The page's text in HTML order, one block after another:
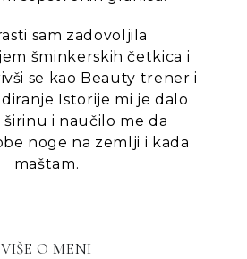
sam zadovoljila
šminkerskih četkica i
se kao Beauty trener i
Istorije mi je dalo
i naučilo me da
noge na zemlji i kada
maštam.
VIŠE O MENI